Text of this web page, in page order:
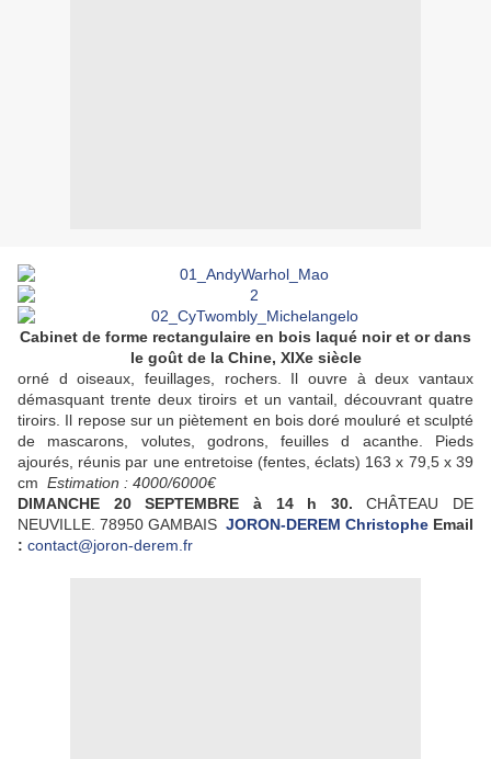
Cabinet de forme rectangulaire en bois laqué noir et or dans
le goût de la Chine, XIXe siècle
orné d oiseaux, feuillages, rochers. Il ouvre à deux vantaux
démasquant trente deux tiroirs et un vantail, découvrant quatre
tiroirs. Il repose sur un piètement en bois doré mouluré et sculpté
de mascarons, volutes, godrons, feuilles d acanthe. Pieds
ajourés, réunis par une entretoise (fentes, éclats) 163 x 79,5 x 39
cm Estimation : 4000/6000€
DIMANCHE 20SEPTEMBRE à 14 h 30.CHÂTEAU DE
NEUVILLE. 78950 GAMBAIS JORON-DEREM Christophe Email
: contact@joron-derem.fr